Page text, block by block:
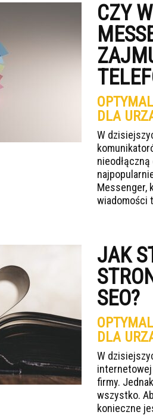
CZY
DLA
W
Messenger,
wiadomości
JAK
SEO?
DLA
W
firmy.
wszystko.
konieczne